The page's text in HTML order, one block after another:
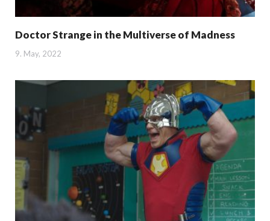
Doctor Strange in the Multiverse of Madness
9. May, 2022